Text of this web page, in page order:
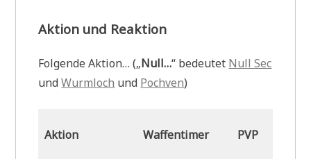
Aktion und Reaktion
Folgende Aktion… („Null…“ bedeutet Null Sec
undWurmloch und Pochven)
Aktion Waffentimer PVP